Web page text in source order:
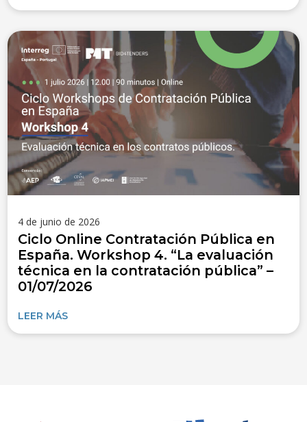
4 de junio de 2026
Ciclo Online Contratación Pública en
España. Workshop 4. “La evaluación
técnica en la contratación pública” –
01/07/2026
LEER MÁS